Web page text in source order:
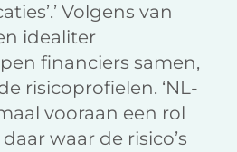
Volgens van
idealiter
financiers samen,
risicoprofielen. ‘NL-
vooraan een rol
waar de risico’s